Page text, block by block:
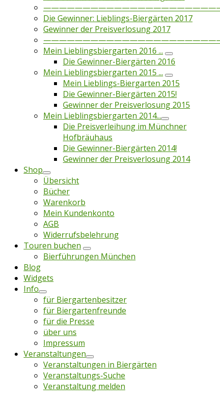
Die Gewinner: Lieblings-Biergärten 2017
Gewinner der Preisverlosung 2017
Mein Lieblingsbiergarten 2016 ...
Die Gewinner-Biergärten 2016
Mein Lieblingsbiergarten 2015 ...
Mein Lieblings-Biergarten 2015
Die Gewinner-Biergärten 2015!
Gewinner der Preisverlosung 2015
Mein Lieblingsbiergarten 2014...
Die Preisverleihung im Münchner
Hofbräuhaus
Die Gewinner-Biergärten 2014!
Gewinner der Preisverlosung 2014
Shop
Übersicht
Bücher
Warenkorb
Mein Kundenkonto
AGB
Widerrufsbelehrung
Touren buchen
Bierführungen München
Blog
Widgets
Info
für Biergartenbesitzer
für Biergartenfreunde
für die Presse
über uns
Impressum
Veranstaltungen
Veranstaltungen in Biergärten
Veranstaltungs-Suche
Veranstaltung melden